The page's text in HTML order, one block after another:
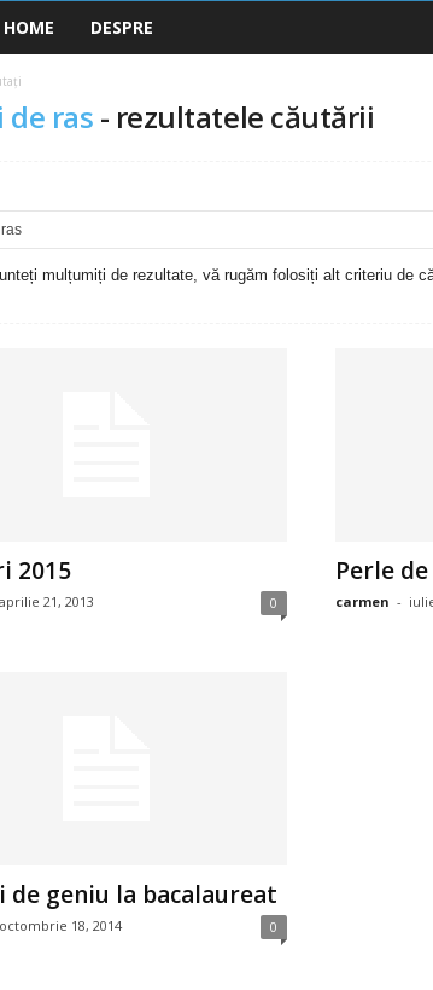
HOME DESPRE
de ras - rezultatele căutării
mulțumiți de rezultate, vă rugăm folosiți alt criteriu de
2015
aprilie 21, 2013 0
Perle
carmen -
de geniu la bacalaureat
octombrie 18, 2014 0